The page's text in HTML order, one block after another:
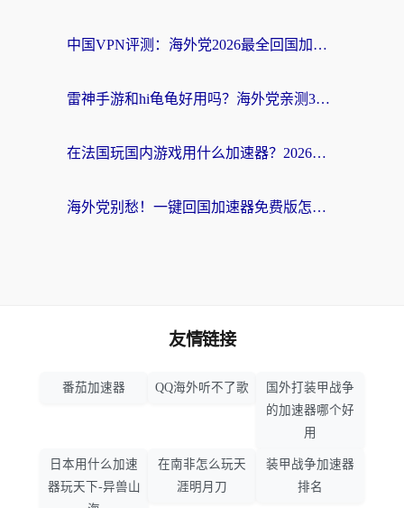
中国VPN评测：海外党2026最全回国加速器选择指南，告别地区限制不踩坑
雷神手游和hi龟龟好用吗？海外党亲测3款回国加速器，教你选对国外到国内加速器
在法国玩国内游戏用什么加速器？2026实测解决延迟卡顿的实用指南
海外党别愁！一键回国加速器免费版怎么选？从踩坑到流畅访问的全攻略
友情链接
番茄加速器 QQ海外听不了歌
国外打装甲战争
的加速器哪个好
用
日本用什么加速
器玩天下-异兽山
在南非怎么玩天
涯明月刀
装甲战争加速器
排名